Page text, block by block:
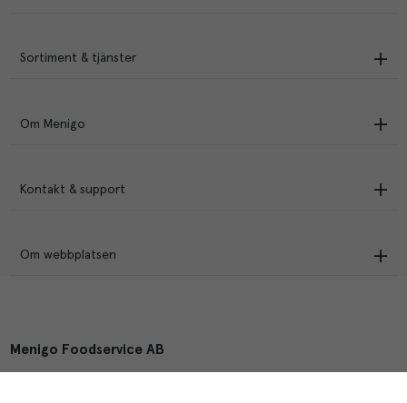
Sortiment & tjänster
Om Menigo
Kontakt & support
Om webbplatsen
Menigo Foodservice AB